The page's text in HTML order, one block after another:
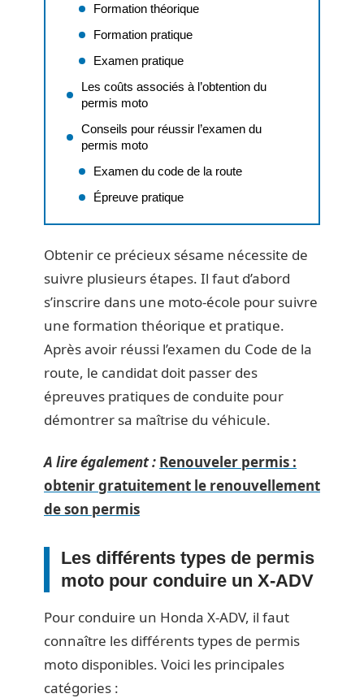
Formation théorique
Formation pratique
Examen pratique
Les coûts associés à l’obtention du
permis moto
Conseils pour réussir l’examen du
permis moto
Examen du code de la route
Épreuve pratique
Obtenir ce précieux sésame nécessite de
suivre plusieurs étapes. Il faut d’abord
s’inscrire dans une moto-école pour suivre
une formation théorique et pratique.
Après avoir réussi l’examen du Code de la
route, le candidat doit passer des
épreuves pratiques de conduite pour
démontrer sa maîtrise du véhicule.
A lire également : Renouveler permis :
obtenir gratuitement le renouvellement
de son permis
Les différents types de permis
moto pour conduire un X-ADV
Pour conduire un Honda X-ADV, il faut
connaître les différents types de permis
moto disponibles. Voici les principales
catégories :